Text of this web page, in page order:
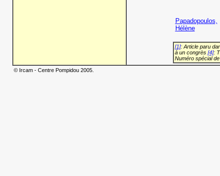
Papadopoulos,
Hélène
[1]: Article paru
à un congrès [4]:
Numéro spécial
© Ircam - Centre Pompidou 2005.